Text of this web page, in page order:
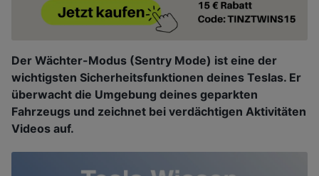
Der Wächter-Modus (Sentry Mode) ist eine der
wichtigsten Sicherheitsfunktionen deines Teslas. Er
überwacht die Umgebung deines geparkten
Fahrzeugs und zeichnet bei verdächtigen Aktivitäten
Videos auf.